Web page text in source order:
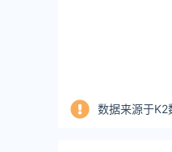
数据来源于K2